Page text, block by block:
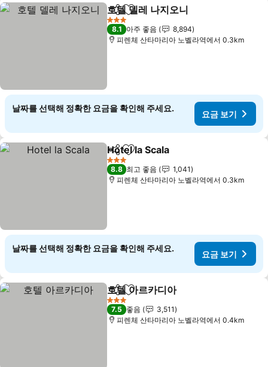
공유 즐겨찾기에 추가
호텔 델레 나지오니
3 성급
8.1 아주 좋음
8,894
피렌체 산타마리아 노벨라역에서 0.3km
날짜를 선택해 정확한 요금을 확인해 주세요.
요금 보기
공유 즐겨찾기에 추가
Hotel la Scala
3 성급
8.8 최고 좋음
1,041
피렌체 산타마리아 노벨라역에서 0.3km
날짜를 선택해 정확한 요금을 확인해 주세요.
요금 보기
공유 즐겨찾기에 추가
호텔 아르카디아
3 성급
7.5 좋음
3,511
피렌체 산타마리아 노벨라역에서 0.4km